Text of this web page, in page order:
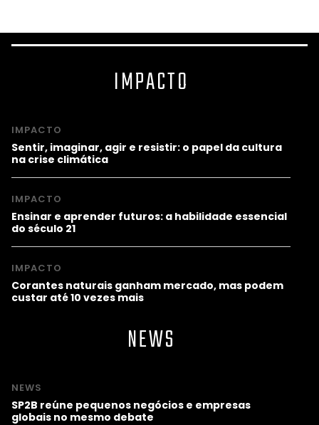
IMPACTO
IMPACTO
Sentir, imaginar, agir e resistir: o papel da cultura
na crise climática
IMPACTO
Ensinar e aprender futuros: a habilidade essencial
do século 21
IMPACTO
Corantes naturais ganham mercado, mas podem
custar até 10 vezes mais
NEWS
NEWS
SP2B reúne pequenos negócios e empresas
globais no mesmo debate